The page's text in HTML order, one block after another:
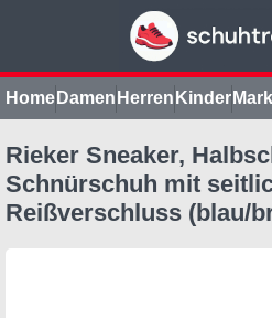
Home Damen Herren Kinder
Rieker Sneaker,
Schnürschuh mit
Reißverschluss (blau/